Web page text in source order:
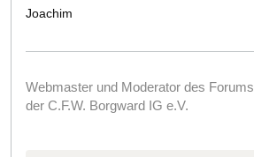
Joachim
Webmaster und Moderator des Forums
der C.F.W. Borgward IG e.V.